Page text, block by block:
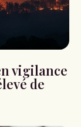
vigilance
de